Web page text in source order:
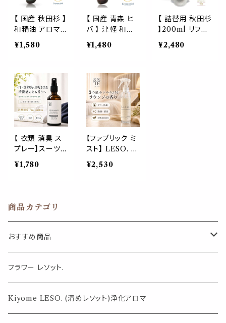
ゼント
プレー 日本製 L
ESO.
du JAPON
【 国産 秋田杉 】
和精油 アロマス
プレー 白神山地
スギ 防虫 虫 除
天然 希少 香り
瞑想 森林浴 キ
ャンプ サウナ 車
消臭 侘び寂び
プレゼント
¥1,580
【 国産 青森 ヒ
バ 】 津軽 和精
油 アロマスプレ
ー 檜葉 防虫 虫
0% 天然 希少
香り 瞑想 森林
浴 キャンプ サウ
ナ 車 消臭
¥1,480
【 詰替用 秋田杉
】200ml リフィ
ル 消臭 白神山
水 アロマ マス
¥2,480
【 衣類 消臭 ス
プレー】スーツ
リフレッシャー
上品 良い香り
ン ティー メンズ
レディース 靴 寝
具 枕 ソファ 汗
臭 加齢臭 生乾
産 ファブリック
ミスト LESO.
¥1,780
【ファブリック ミ
スト】 LESO. 除
菌 消臭 防虫 ダ
ニ アロマ スプレ
ルームフレッシュ
虫除け 除虫菊
¥2,530
商品カテゴリ
おすすめ商品
気になる虫対策に
薄荷の香りで体感温度-4℃ !? スースーシリーズ
フラワー レソット.
Kiyome LESO. (清めレソット)浄化アロマ